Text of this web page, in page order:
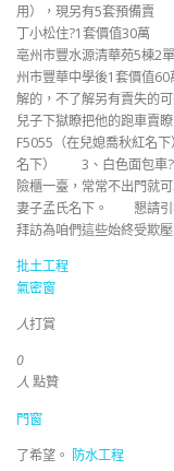
用），現另有5套預備
丁小松住?1套價值30萬
亳州市豐水源清華苑5棟
州市豐華中學後1套價值
解的，不了解另有賣失的
兒子下獄瞭把他的跑車
F5055（在兒媳喬秋紅名
名下） 3、白色面包車
險櫃一臺，常常不出門就
妻子孟氏名下。 懇請引
拜訪為咱們這些始終受欺
批土工程
氣密窗
人打賞
0
人 點贊
門窗
了希望。 防水工程